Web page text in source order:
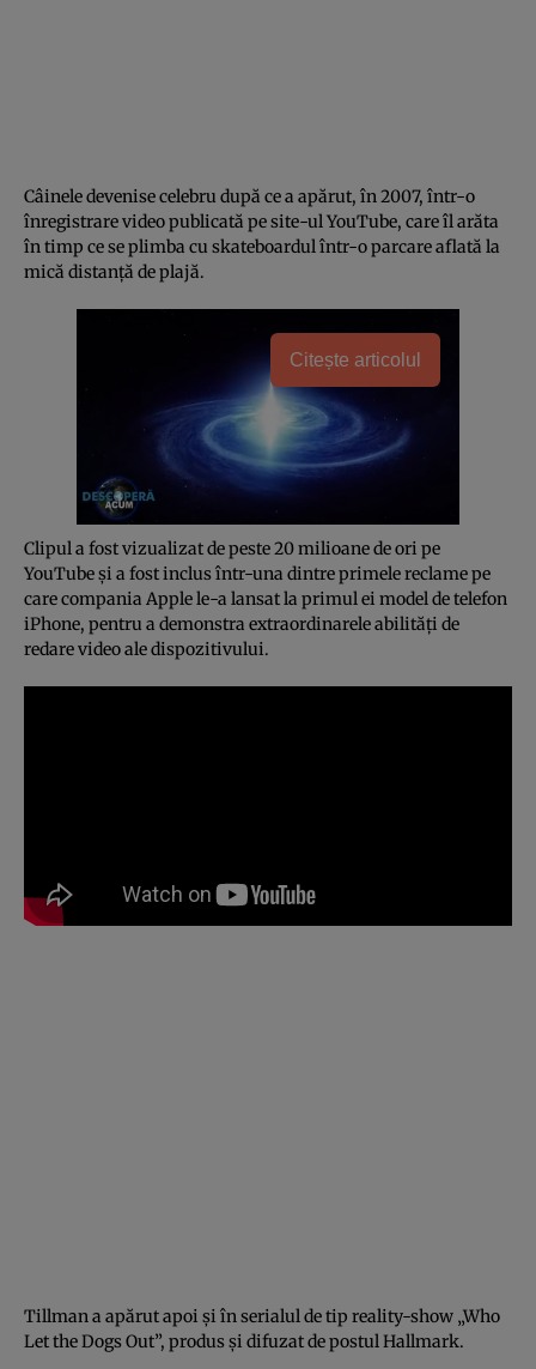
Câinele devenise celebru după ce a apărut, în 2007, într-o
înregistrare video publicată pe site-ul YouTube, care îl arăta
în timp ce se plimba cu skateboardul într-o parcare aflată la
mică distanţă de plajă.
Citește articolul
Clipul a fost vizualizat de peste 20 milioane de ori pe
YouTube şi a fost inclus într-una dintre primele reclame pe
care compania Apple le-a lansat la primul ei model de telefon
iPhone, pentru a demonstra extraordinarele abilităţi de
redare video ale dispozitivului.
Tillman a apărut apoi şi în serialul de tip reality-show „Who
Let the Dogs Out”, produs şi difuzat de postul Hallmark.